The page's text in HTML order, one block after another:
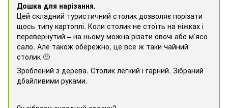
Дошка для нарізання.
Цей складний туристичний столик дозволяє порізати
щось типу картоплі. Коли столик не стоїть на ніжках і
перевернутий – на ньому можна різати овочі або м’ясо
сало. Але також обережно, це все ж таки чайний
столик 🙂
Зроблений з дерева. Столик легкий і гарний. Зібраний
дбайливими руками.